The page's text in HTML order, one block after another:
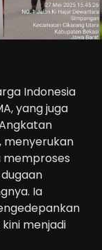
Indonesia
yang juga
menyerukan
Ia
menjadi